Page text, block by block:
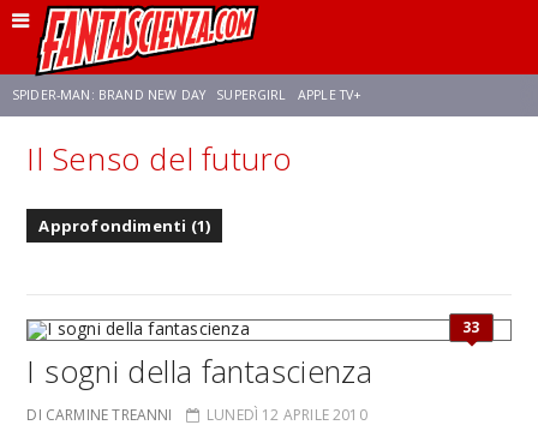
SPIDER-MAN: BRAND NEW DAY SUPERGIRL APPLE TV+
FRANCO RICCIARDIELLO ZENDAYA STAR TREK
Il Senso del futuro
Approfondimenti (1)
33
I sogni della fantascienza
DI CARMINE TREANNI LUNEDÌ 12 APRILE 2010